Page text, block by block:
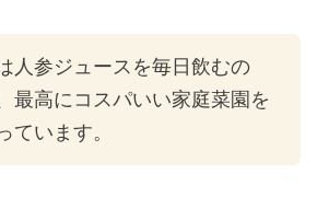
人参ジュースを毎日飲むの
最高にコスパいい家庭菜園を
ています。